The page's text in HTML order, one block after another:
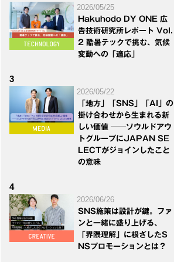
2026/05/25
Hakuhodo DY ONE 広
告技術研究所レポート Vol.
2 酷暑テックで挑む、気候
変動への「適応」
3
2026/05/22
「地方」「SNS」「AI」の
掛け合わせから生まれる新
しい価値 ──ソウルドアウ
トグループにJAPAN SE
LECTがジョインしたこと
の意味
4
2026/06/26
SNS施策は設計が鍵。ファ
ンと一緒に盛り上げる、
「界隈理解」に根ざしたS
NSプロモーションとは？